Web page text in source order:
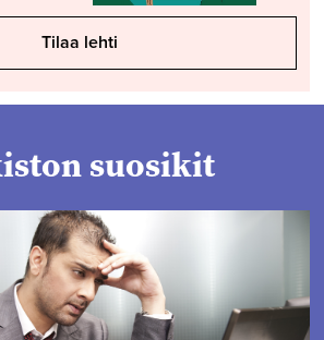
Tilaa lehti
suosikit